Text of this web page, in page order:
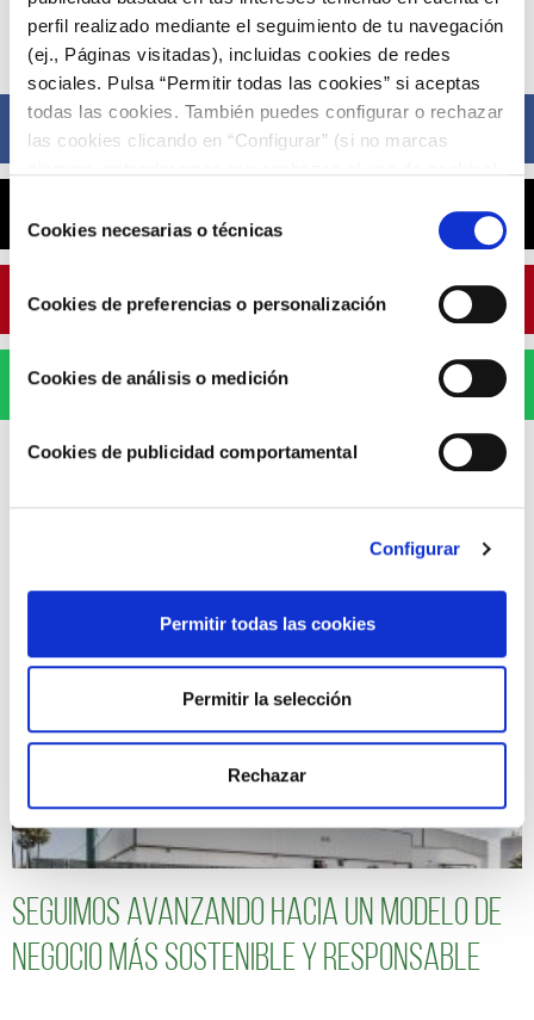
perfil realizado mediante el seguimiento de tu navegación
(ej., Páginas visitadas), incluidas cookies de redes
sociales. Pulsa “Permitir todas las cookies” si aceptas
todas las cookies. También puedes configurar o rechazar
las cookies clicando en “Configurar” (si no marcas
COOKIES.
de
consentimiento
Cookies necesarias o técnicas
Cookies de preferencias o personalización
Cookies de análisis o medición
Cookies de publicidad comportamental
Configurar
Permitir todas las cookies
Permitir la selección
Rechazar
Compártelo ahora
Facebook
Pinterest
WhatsApp
ARTÍCULOS RELACIONADOS
Seguimos avanzando hacia un modelo de
negocio más sostenible y responsable